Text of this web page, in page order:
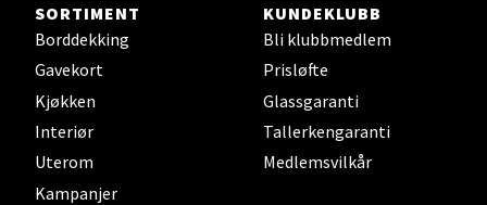
SORTIMENT
Borddekking
Gavekort
Kjøkken
Interiør
Uterom
Kampanjer
KUNDEKLUBB
Bli klubbmedlem
Prisløfte
Glassgaranti
Tallerkengaranti
Medlemsvilkår
Torgbakken 2, 5401 Stord
Åpent i dag 10-17
Velg